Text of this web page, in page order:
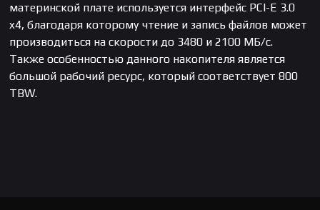
материнской плате используется интерфейс PCI-E 3.0
x4, благодаря которому чтение и запись файлов может
производиться на скорости до 3480 и 2100 МБ/с.
Также особенностью данного накопителя является
большой рабочий ресурс, который соответствует 800
TBW.